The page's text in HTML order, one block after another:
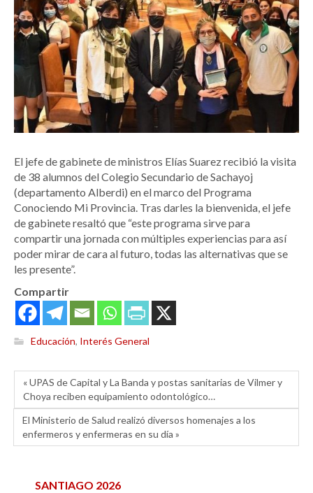
El jefe de gabinete de ministros Elías Suarez recibió la visita
de 38 alumnos del Colegio Secundario de Sachayoj
(departamento Alberdi) en el marco del Programa
Conociendo Mi Provincia. Tras darles la bienvenida, el jefe
de gabinete resaltó que “este programa sirve para
compartir una jornada con múltiples experiencias para así
poder mirar de cara al futuro, todas las alternativas que se
les presente”.
Compartir
Educación, Interés General
« UPAS de Capital y La Banda y postas sanitarias de Vilmer y
Choya reciben equipamiento odontológico…
El Ministerio de Salud realizó diversos homenajes a los
enfermeros y enfermeras en su día »
SANTIAGO 2026